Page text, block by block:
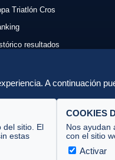
Triatlón Cros
resultados
A continuación
sitio. El
estas
COOKIES
Nos ayudan
con el sitio
Activar